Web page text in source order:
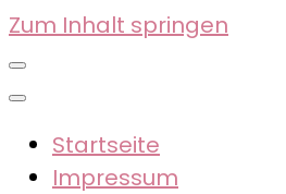
Zum Inhalt springen
Startseite
Impressum